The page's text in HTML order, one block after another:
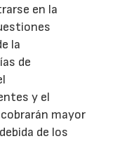
en la
la
de
y el
mayor
de los